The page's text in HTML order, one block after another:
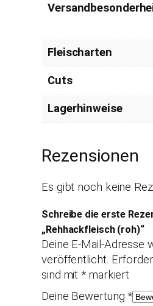
Fleischarten
Cuts
Lagerhinweise
Rezensionen
Es gibt noch keine
Schreibe die erste
„Rehhackfleisch (roh)“
Deine E-Mail-Adresse
veröffentlicht.
sind mit* markiert
Deine Bewertung*